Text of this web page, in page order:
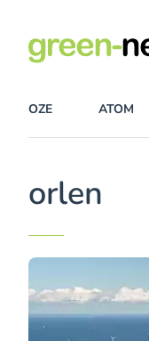
OZE ATOM
orlen